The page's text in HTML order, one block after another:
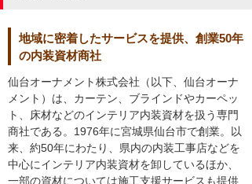
地域に密着したサービスを提供、創業50年
の内装資材商社
仙台オーナメント株式会社（以下、仙台オーナ
メント）は、カーテン、ブラインドやカーペッ
ト、床材などのインテリア内装資材を扱う専門
商社である。1976年に宮城県仙台市で創業。以
来、約50年にわたり、県内の内装工事店などを
中心にインテリア内装資材を卸しているほか、
一部の資材については施工支援サービスも提供